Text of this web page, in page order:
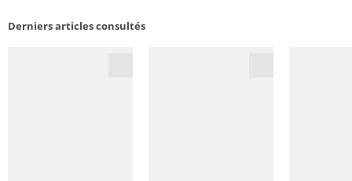
Derniers articles consultés